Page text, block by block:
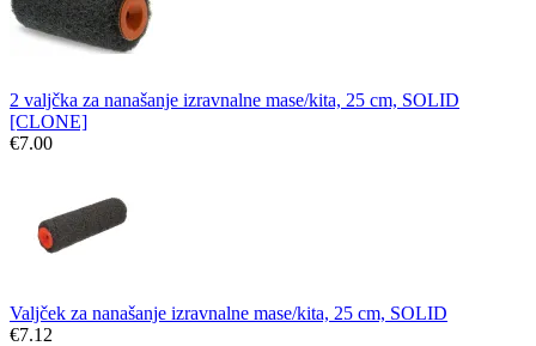
2 valjčka za nanašanje izravnalne mase/kita, 25 cm, SOLID
[CLONE]
€7.00
Valjček za nanašanje izravnalne mase/kita, 25 cm, SOLID
€7.12